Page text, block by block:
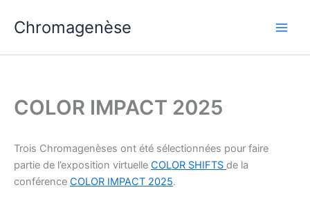
Chromagenèse
COLOR IMPACT 2025
Trois Chromagenèses ont été sélectionnées pour faire
partie de l’exposition virtuelle COLOR SHIFTS de la
conférence COLOR IMPACT 2025.